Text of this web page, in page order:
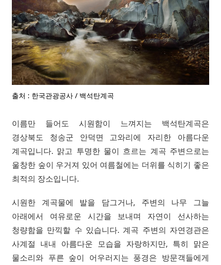
출처 : 한국관광공사 / 백석탄계곡
이름만 들어도 시원함이 느껴지는 백석탄계곡은
경상북도 청송군 안덕면 고와리에 자리한 아름다운
계곡입니다. 맑고 투명한 물이 흐르는 계곡 주변으로는
울창한 숲이 우거져 있어 여름철에는 더위를 식히기 좋은
최적의 장소입니다.
시원한 계곡물에 발을 담그거나, 주변의 나무 그늘
아래에서 여유로운 시간을 보내며 자연이 선사하는
청량함을 만끽할 수 있습니다. 계곡 주변의 자연경관은
사계절 내내 아름다운 모습을 자랑하지만, 특히 맑은
물소리와 푸른 숲이 어우러지는 풍경은 방문객들에게